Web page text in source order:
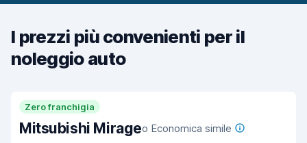
I prezzi più convenienti per il
noleggio auto
Zero franchigia
Mitsubishi Mirageo Economica simile